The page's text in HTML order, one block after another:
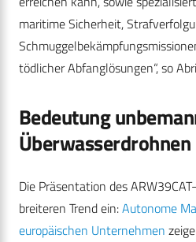
maritime Sicherheit,
tödlicher Abfanglösungen“, so
Bedeutung
Überwasserdrohnen
Die Präsentation des
breiteren Trend ein:Autonome
europäischen Unternehmen